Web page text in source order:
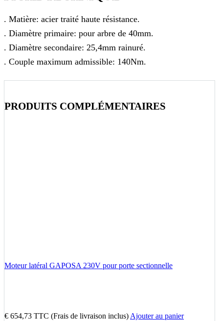
. Matière: acier traité haute résistance.
. Diamètre primaire: pour arbre de 40mm.
. Diamètre secondaire: 25,4mm rainuré.
. Couple maximum admissible: 140Nm.
Moteur latéral GAPOSA 230V pour porte sectionnelle
€ 654,73 TTC (Frais de livraison inclus) Ajouter au panier